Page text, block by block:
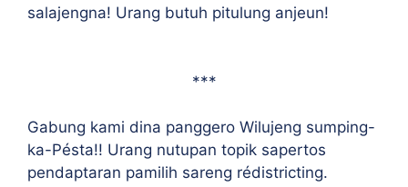
salajengna! Urang butuh pitulung anjeun!
***
Gabung kami dina panggero Wilujeng sumping-
ka-Pésta!! Urang nutupan topik sapertos
pendaptaran pamilih sareng rédistricting.